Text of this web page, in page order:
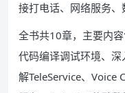
接打电话、网络服务、
全书共10章，主要内
代码编译调试环境、
解TeleService、Voice